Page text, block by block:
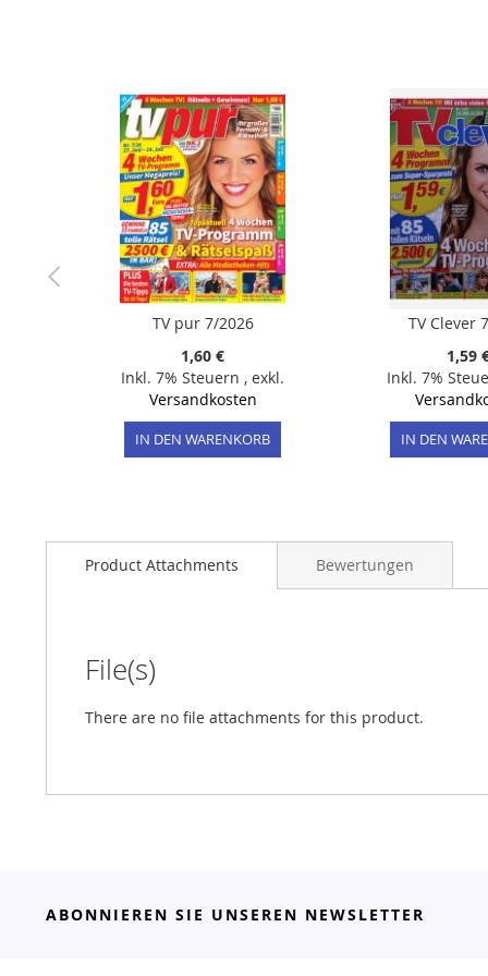
TV pur 7/2026
1,60 €
Inkl. 7% Steuern , exkl.
Versandkosten
IN DEN WARENKORB
TV Clever
1,59
Inkl. 7%
IN DEN
Product Attachments
File(s)
There are no file attachments for this product.
Bewertungen
ABONNIEREN SIE UNSEREN NEWSLETTER